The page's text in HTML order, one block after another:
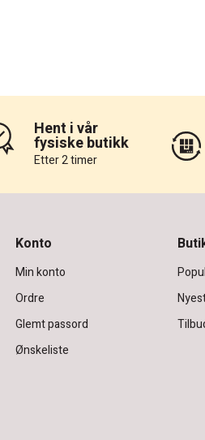
Hent i vår
fysiske butikk
Etter 2 timer
Konto
Min konto
Ordre
Glemt passord
Ønskeliste